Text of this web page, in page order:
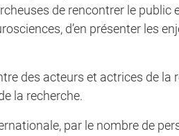
de rencontrer le public
d’en présenter les
des acteurs et actrices de la
la recherche.
par le nombre de